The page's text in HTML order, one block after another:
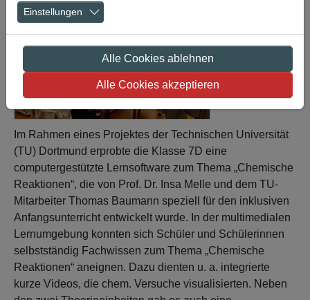
Im Rahmen eines Projektes der Technischen Universität
(TU) Dortmund erprobte die Klasse 7D eine
computergestützte Lernsoftware zum Thema „Chemische
Reaktionen“, die von Prof. Dr. Insa Melle und dem TU-
Mitarbeiter Thomas Baumann speziell für den inklusiven
Anfangsunterricht entwickelt wurde. In der multimedialen
Lernumgebung konnten sich Schüler und Schülerinnen
selbstständig Fachwissen zum Thema „Chemische
Reaktionen“ aneignen. Dazu dienten u. a. integrierte
kurze Videos, die chem. Versuche visualisierten. Neben
Einstellungen
Alle Cookies ablehnen
Alle Cookies akzeptieren